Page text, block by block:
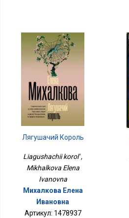
Лягушачий Король
Liagushachii korol' ,
Mikhalkova Elena
Ivanovna
Михалкова Елена
Ивановна
Артикул: 1478937